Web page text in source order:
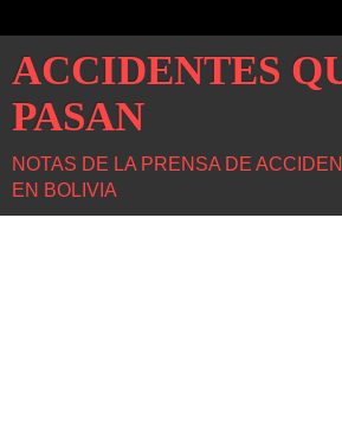
ACCIDENTES
PASAN
NOTAS DE LA PRENSA DE
EN BOLIVIA